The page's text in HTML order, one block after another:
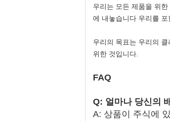
우리는 모든 제품을 위
에 내놓습니다 우리를
우리의 목표는 우리의
위한 것입니다.
FAQ
Q: 얼마나 당신의
A: 상품이 주식에